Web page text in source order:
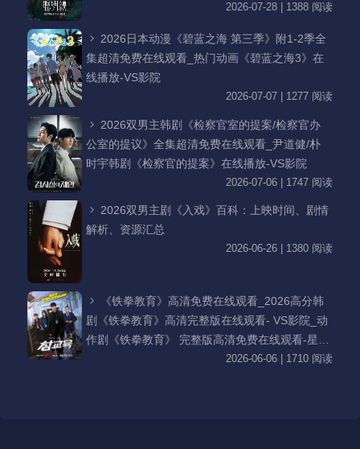
2026-07-28 | 1388 阅读
2026日本动漫《碧蓝之海 第三季》附1-2季全
集超清免费在线观看_热门动画《碧蓝之海3》在
线播放-VS影院
2026-07-07 | 1277 阅读
2026双男主韩剧《检察官室的提案/检察官办
公室的提议》全集超清免费在线观看_尹道健/朴
时宇韩剧《检察官的提案》在线播放-VS影院
2026-07-06 | 1747 阅读
2026双男主剧《入戏》百科：上映时间、剧情
解析、资源汇总
2026-06-26 | 1380 阅读
《铁拳教育》高清免费在线观看_2026高分韩
剧《铁拳教育》高清完整版在线观看- VS影院_动
作剧《铁拳教育》 完整版高清免费在线观看-星空
影院李星民主演《铁拳教育》无广告_VS影视
2026-06-06 | 1710 阅读